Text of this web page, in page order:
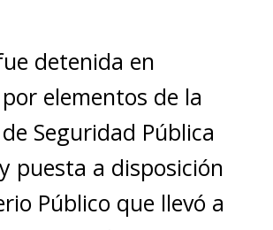
detenida en
elementos de la
Seguridad Pública
puesta a disposición
Público que llevó a